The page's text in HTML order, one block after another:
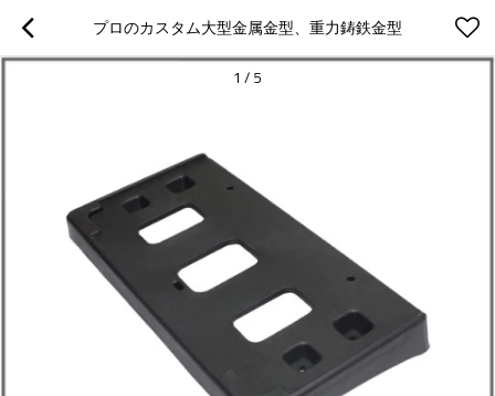
プロのカスタム大型金属金型、重力鋳鉄金型
1 / 5